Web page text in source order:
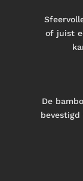
of juist
De